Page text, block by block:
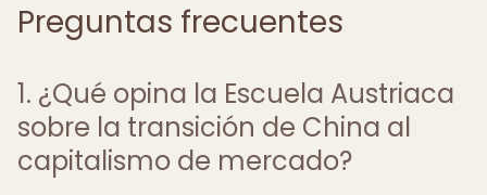
Preguntas frecuentes
1. ¿Qué opina la Escuela Austriaca
sobre la transición de China al
capitalismo de mercado?